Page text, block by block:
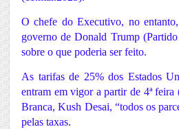
O chefe do Executivo, no
governo de Donald Trump
sobre o que poderia ser feito.
As tarifas de 25% dos Estados
entram em vigor a partir de 4ª feira
Branca, Kush Desai, “todos os
pelas taxas.